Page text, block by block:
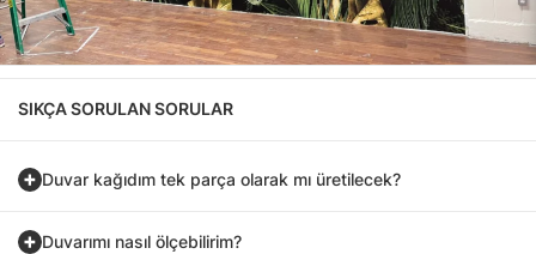
SIKÇA SORULAN SORULAR
Duvar kağıdım tek parça olarak mı üretilecek?
Duvarımı nasıl ölçebilirim?